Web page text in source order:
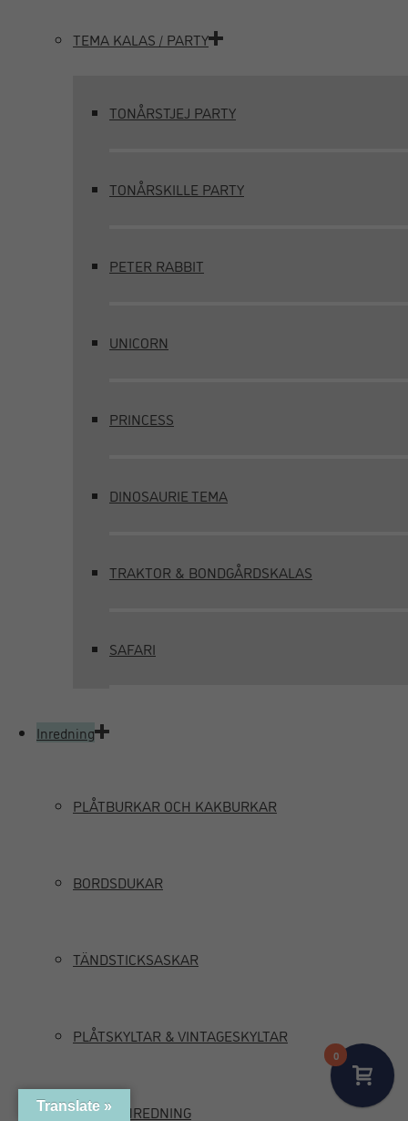
TEMA KALAS / PARTY
TONÅRSTJEJ PARTY
TONÅRSKILLE PARTY
PETER RABBIT
UNICORN
PRINCESS
DINOSAURIE TEMA
TRAKTOR & BONDGÅRDSKALAS
SAFARI
Inredning
PLÅTBURKAR OCH KAKBURKAR
BORDSDUKAR
TÄNDSTICKSASKAR
PLÅTSKYLTAR & VINTAGESKYLTAR
MARIN INREDNING
0
Translate »